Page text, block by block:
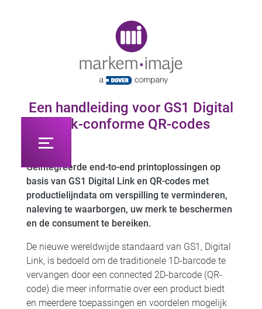
Een handleiding voor GS1 Digital
Link-conforme QR-codes
Geïntegreerde end-to-end printoplossingen op
basis van GS1 Digital Link en QR-codes met
productielijndata om verspilling te verminderen,
naleving te waarborgen, uw merk te beschermen
en de consument te bereiken.
De nieuwe wereldwijde standaard van GS1, Digital
Link, is bedoeld om de traditionele 1D-barcode te
vervangen door een connected 2D-barcode (QR-
code) die meer informatie over een product biedt
en meerdere toepassingen en voordelen mogelijk